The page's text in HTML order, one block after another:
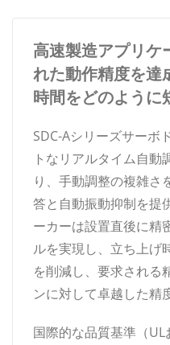
高速製造アプリケ
れた動作精度を達
時間をどのように
SDC-Aシリーズサーボ
トなリアルタイム自動
り、手動調整の複雑さ
答と自動振動抑制を提
ーカーは設置直後に精
ルを実現し、立ち上げ
を削減し、要求される
ンに対して卓越した精
国際的な品質基準（UL